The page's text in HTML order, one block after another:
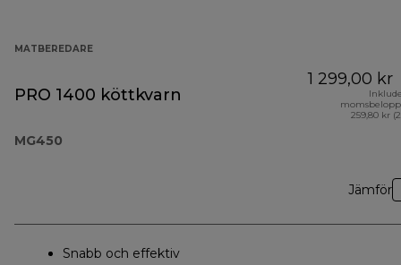
MATBEREDARE
PRO 1400 köttkvarn
MG450
1 299,00 kr
259,80 kr
Jämför
Snabb och effektiv